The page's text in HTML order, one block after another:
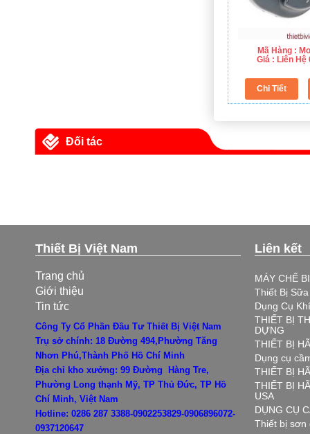
Mã Hàng :
Giá : Liên Hệ
Đối tác
Thiết Bị Việt Nam
Trang chủ
Giới thiệu
Tin tức
Công Ty Cổ Phần Đầu Tư Thiết Bị Việt Nam
Trụ sở chính: 18 Đường 494,Phường Tăng
Nhơn Phú,Thành Phố Hồ Chí Minh
Địa chỉ kho xưởng: 99 Đường Hàng Tre,
Phường Long thạnh Mỹ, TP Thủ Đức, TP Hồ
Chí Minh, Việt Nam
Hotline: 0286 287 3388-0902253829-0906896072-
0937120647
Liên kết
MÁY CHẾ
Thiết Bị
Dụng Cụ
THIẾT BỊ
DỰNG
THIẾT BỊ
Dụng cụ
THIẾT BỊ
THIẾT BỊ
USA
DỤNG CỤ
Thiết bị sơn